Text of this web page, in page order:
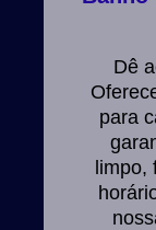
Dê
para
limpo,